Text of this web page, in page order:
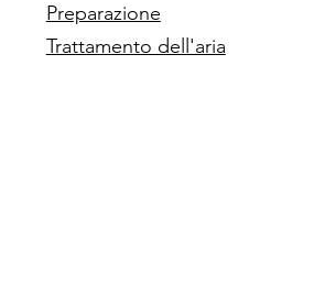
Preparazione
Trattamento dell'aria